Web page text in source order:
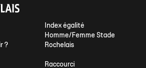
Index égalité
Homme/Femme Stade
Rochelais
?
Raccourci